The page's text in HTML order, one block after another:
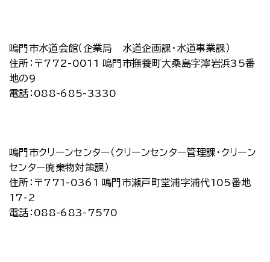
鳴門市水道会館（企業局 水道企画課・水道事業課）
住所：〒772-0011 鳴門市撫養町大桑島字濘岩浜35番
地の9
電話：088-685-3330
鳴門市クリーンセンター（クリーンセンター管理課・クリーン
センター廃棄物対策課）
住所：〒771-0361 鳴門市瀬戸町堂浦字浦代105番地
17-2
電話：088-683-7570